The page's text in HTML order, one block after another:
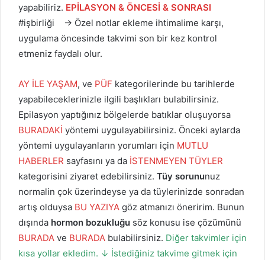
yapabiliriz. EPİLASYON & ÖNCESİ & SONRASI
#işbirliği → Özel notlar ekleme ihtimalime karşı,
uygulama öncesinde takvimi son bir kez kontrol
etmeniz faydalı olur.
AY İLE YAŞAM, ve PÜF kategorilerinde bu tarihlerde
yapabileceklerinizle ilgili başlıkları bulabilirsiniz.
Epilasyon yaptığınız bölgelerde batıklar oluşuyorsa
BURADAKİ yöntemi uygulayabilirsiniz. Önceki aylarda
yöntemi uygulayanların yorumları için MUTLU
HABERLER sayfasını ya da İSTENMEYEN TÜYLER
kategorisini ziyaret edebilirsiniz. Tüy sorununuz
normalin çok üzerindeyse ya da tüylerinizde sonradan
artış olduysa BU YAZIYA göz atmanızı öneririm. Bunun
dışında hormon bozukluğu söz konusu ise çözümünü
BURADA ve BURADA bulabilirsiniz. Diğer takvimler için
kısa yollar ekledim. ↓ İstediğiniz takvime gitmek için